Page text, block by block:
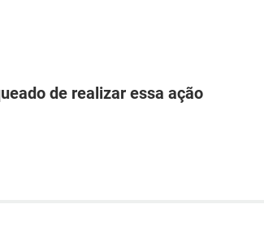
de realizar essa ação